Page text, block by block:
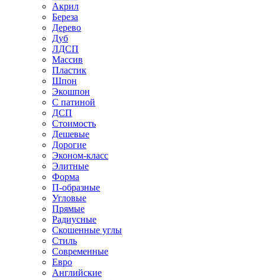
Акрил
Береза
Дерево
Дуб
ЛДСП
Массив
Пластик
Шпон
Экошпон
С патиной
ДСП
Стоимость
Дешевые
Дорогие
Эконом-класс
Элитные
Форма
П-образные
Угловые
Прямые
Радиусные
Скошенные углы
Стиль
Современные
Евро
Английские